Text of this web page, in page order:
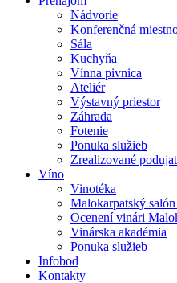
Nádvorie
Konferenčná
Sála
Kuchyňa
Vínna pivnica
Ateliér
Výstavný priestor
Záhrada
Fotenie
Ponuka služieb
Zrealizované
Víno
Vinotéka
Malokarpatský
Ocenení vinári
Vinárska akadémia
Ponuka služieb
Infobod
Kontakty